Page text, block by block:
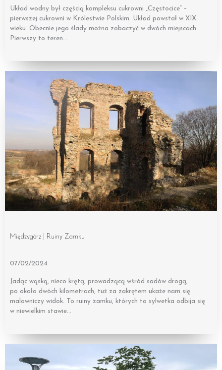
Układ wodny był częścią kompleksu cukrowni „Częstocice” –
pierwszej cukrowni w Królestwie Polskim. Układ powstał w XIX
wieku. Obecnie jego ślady można zobaczyć w dwóch miejscach.
Pierwszy to teren…
Międzygórz | Ruiny Zamku
07/02/2024
Jadąc wąską, nieco krętą, prowadzącą wśród sadów drogą,
po około dwóch kilometrach, tuż za zakrętem ukaże nam się
malowniczy widok. To ruiny zamku, których to sylwetka odbija się
w niewielkim stawie…